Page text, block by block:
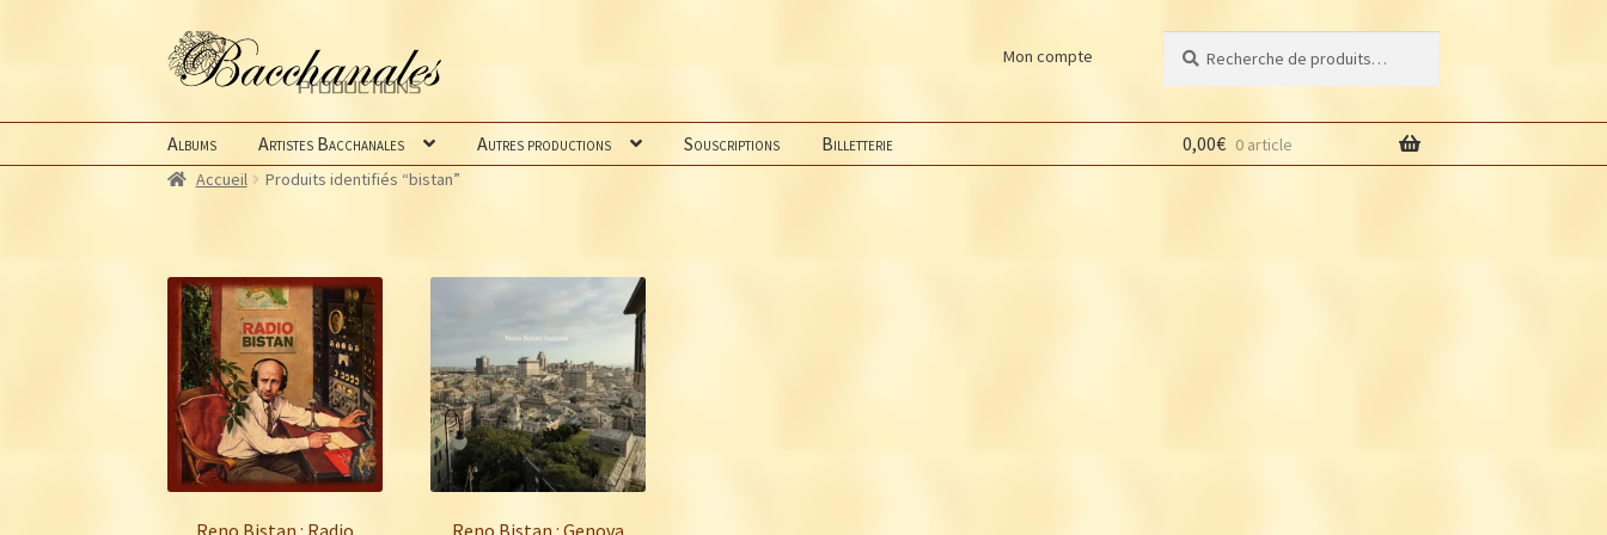
Aller
à
navigation
Aller
au
Mon compte
pour :
Albums Artistes Bacchanales Autres productions Souscriptions Billetterie 0,00€ 0 article
Accueil
Produits identifiés “bistan”
Reno Bistan : Radio Reno Bistan : Genova